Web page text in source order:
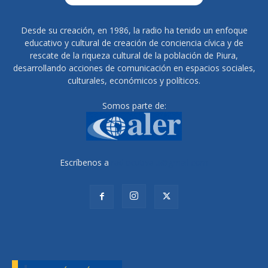
Desde su creación, en 1986, la radio ha tenido un enfoque
educativo y cultural de creación de conciencia cívica y de
rescate de la riqueza cultural de la población de Piura,
desarrollando acciones de comunicación en espacios sociales,
culturales, económicos y políticos.
Somos parte de:
Escríbenos a